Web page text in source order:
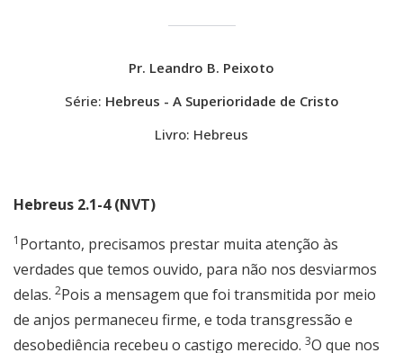
Pr. Leandro B. Peixoto
Série: Hebreus - A Superioridade de Cristo
Livro: Hebreus
Hebreus 2.1-4 (NVT)
1 Portanto, precisamos prestar muita atenção às
verdades que temos ouvido, para não nos desviarmos
delas. 2Pois a mensagem que foi transmitida por meio
de anjos permaneceu firme, e toda transgressão e
desobediência recebeu o castigo merecido. 3O que nos